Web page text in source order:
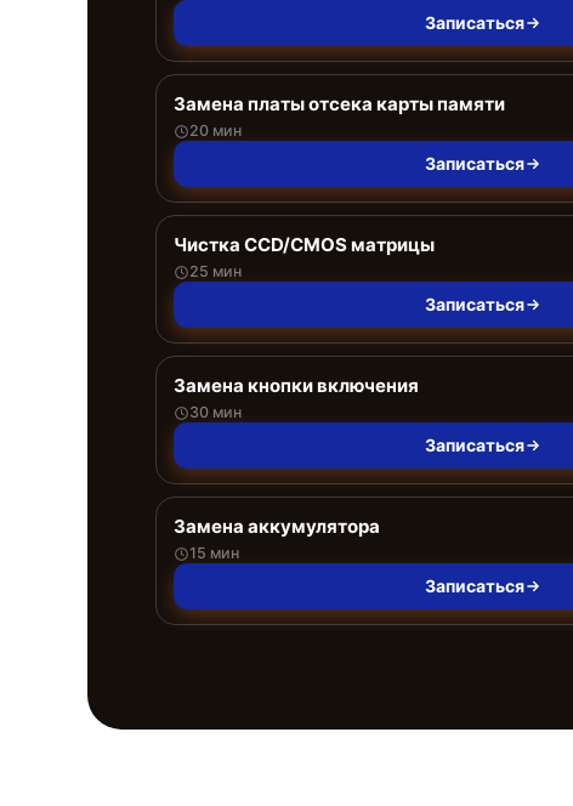
Записаться
Замена платы отсека карты памяти
20 мин
Записаться
Чистка CCD/CMOS матрицы
25 мин
Записаться
Замена кнопки включения
30 мин
Записаться
Замена аккумулятора
15 мин
Записаться